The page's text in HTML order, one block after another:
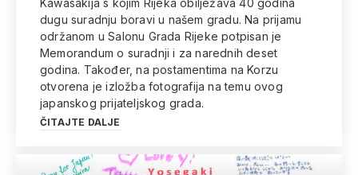
Kawasakija s kojim Rijeka obilježava 40 godina
dugu suradnju boravi u našem gradu. Na prijamu
održanom u Salonu Grada Rijeke potpisan je
Memorandum o suradnji i za narednih deset
godina. Također, na postamentima na Korzu
otvorena je izložba fotografija na temu ovog
japanskog prijateljskog grada.
ČITAJTE DALJE